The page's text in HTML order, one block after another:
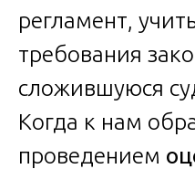
регламент,
требования
сложившуюся
Когда к нам
проведением